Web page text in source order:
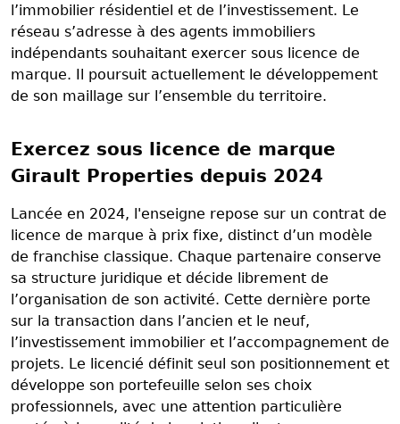
l’immobilier résidentiel et de l’investissement. Le
réseau s’adresse à des agents immobiliers
indépendants souhaitant exercer sous licence de
marque. Il poursuit actuellement le développement
de son maillage sur l’ensemble du territoire.
Exercez sous licence de marque
Girault Properties depuis 2024
Lancée en 2024, l'enseigne repose sur un contrat de
licence de marque à prix fixe, distinct d’un modèle
de franchise classique. Chaque partenaire conserve
sa structure juridique et décide librement de
l’organisation de son activité. Cette dernière porte
sur la transaction dans l’ancien et le neuf,
l’investissement immobilier et l’accompagnement de
projets. Le licencié définit seul son positionnement et
développe son portefeuille selon ses choix
professionnels, avec une attention particulière